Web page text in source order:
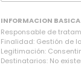
INFORMACION
Responsable de
Finalidad: Gestión de
Legitimación:
Destinatarios: No